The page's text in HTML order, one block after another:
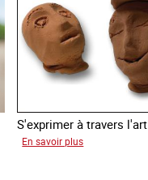
S'exprimer à travers l'art
En savoir plus